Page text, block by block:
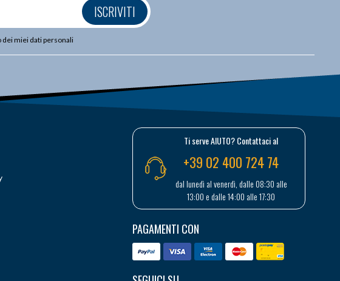
ISCRIVITI
miei dati personali
Ti serve AIUTO? Contattaci al
+39 02 400 724 74
dal lunedì al venerdì, dalle 08:30 alle
13:00 e dalle 14:00 alle 17:30
PAGAMENTI CON